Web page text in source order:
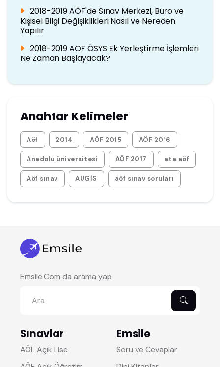
2018-2019 AÖF'de Sınav Merkezi, Büro ve
Kişisel Bilgi Değişiklikleri Nasıl ve Nereden
Yapılır
2018-2019 AOF ÖSYS Ek Yerleştirme İşlemleri
Ne Zaman Başlayacak?
Anahtar Kelimeler
Aöf 2014 AÖF 2015 AÖF 2016
Anadolu üniversitesi AÖF 2017 ata aöf
Aöf sınav AUGİS aöf sınav soruları
Emsile.Com da arama yap
Sınavlar
AÖL Açık Lise
Emsile
Soru ve Cevaplar